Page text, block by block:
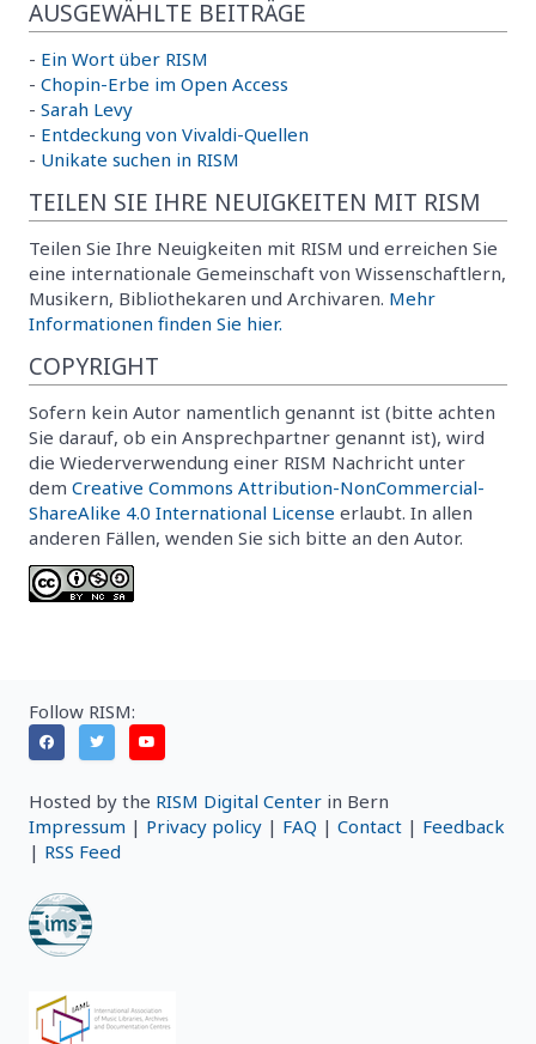
AUSGEWÄHLTE BEITRÄGE
- Ein Wort über RISM
- Chopin-Erbe im Open Access
- Sarah Levy
- Entdeckung von Vivaldi-Quellen
- Unikate suchen in RISM
TEILEN SIE IHRE NEUIGKEITEN MIT RISM
Teilen Sie Ihre Neuigkeiten mit RISM und erreichen Sie
eine internationale Gemeinschaft von Wissenschaftlern,
Musikern, Bibliothekaren und Archivaren. Mehr
Informationen finden Sie hier.
COPYRIGHT
Sofern kein Autor namentlich genannt ist (bitte achten
Sie darauf, ob ein Ansprechpartner genannt ist), wird
die Wiederverwendung einer RISM Nachricht unter
dem Creative Commons Attribution-NonCommercial-
ShareAlike 4.0 International License erlaubt. In allen
anderen Fällen, wenden Sie sich bitte an den Autor.
Follow RISM:
Hosted by the RISM Digital Center in Bern
Impressum | Privacy policy | FAQ | Contact | Feedback
| RSS Feed